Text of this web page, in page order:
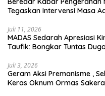
Tegaskan Intervensi Masa
Juli 11, 2026
MADAS Sedarah Apresiasi
Taufik: Bongkar Tuntas
Juli 3, 2026
Geram Aksi Premanisme , Sekjen DPP Madas Sedarah Kecam